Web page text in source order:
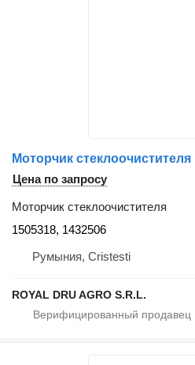
Цена по запросу
Моторчик стеклоочистителя
1505318, 1432506
Румыния, Cristesti
ROYAL DRU AGRO S.R.L.